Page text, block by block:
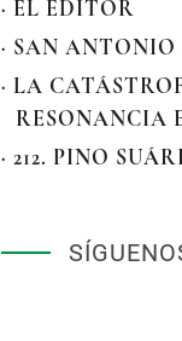
· EL EDITOR
· SAN
· LA
RESONANCIA
· 212. PINO